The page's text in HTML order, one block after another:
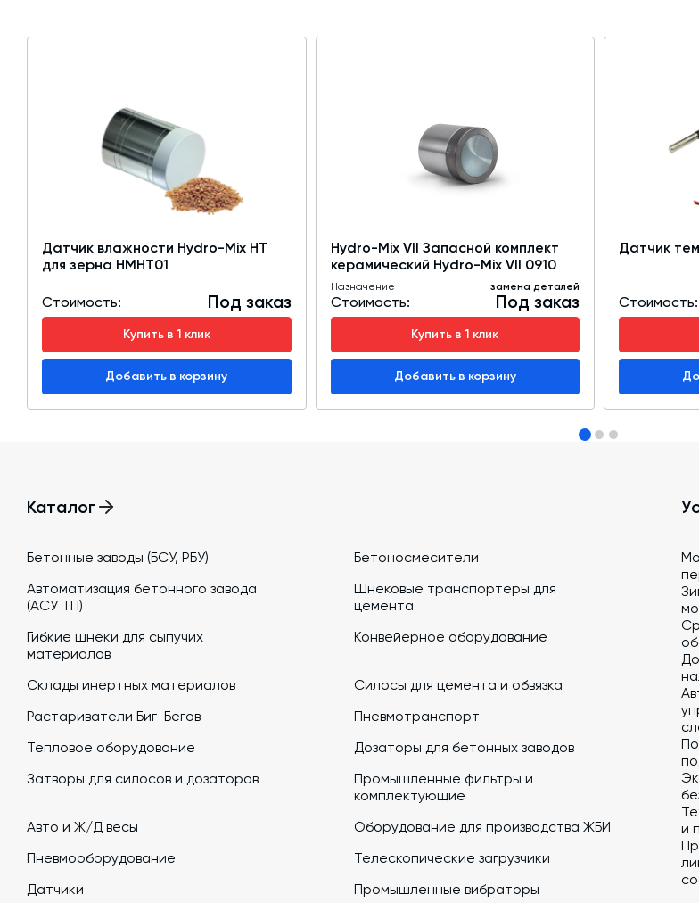
Датчик влажности Hydro-Mix HT
для зерна HMHT01
Стоимость: Под заказ
Купить в 1 клик
Добавить в корзину
Hydro-Mix VII Запасной комплект
керамический Hydro-Mix VII 0910
Назначение замена деталей
Стоимость: Под заказ
Купить в 1 клик
Добавить в корзину
Датчик
Стоимость:
Каталог
Бетонные заводы (БСУ, РБУ)
Бетоносмесители
Автоматизация бетонного завода
(АСУ ТП)
Шнековые транспортеры для
цемента
Гибкие шнеки для сыпучих
материалов
Конвейерное оборудование
Склады инертных материалов
Силосы для цемента и обвязка
Растариватели Биг-Бегов
Пневмотранспорт
Тепловое оборудование
Дозаторы для бетонных заводов
Затворы для силосов и дозаторов
Промышленные фильтры и
комплектующие
Авто и Ж/Д весы
Оборудование для производства ЖБИ
Пневмооборудование
Телескопические загрузчики
Датчики
Промышленные вибраторы
и